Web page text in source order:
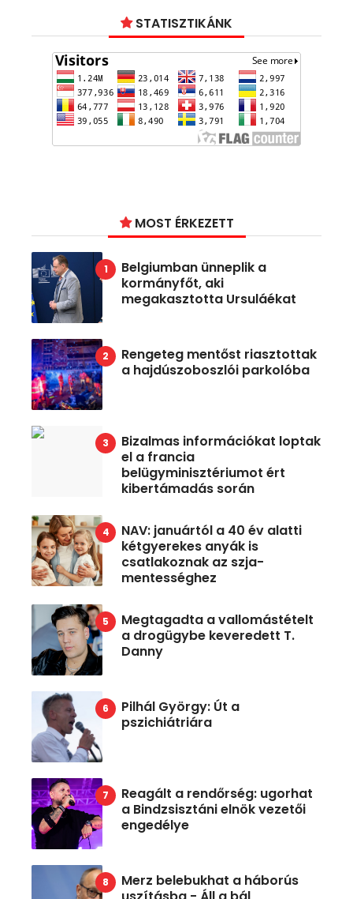
STATISZTIKÁNK
MOST ÉRKEZETT
Belgiumban ünneplik a
kormányfőt, aki
megakasztotta Ursuláékat
Rengeteg mentőst riasztottak
a hajdúszoboszlói parkolóba
Bizalmas információkat loptak
el a francia
belügyminisztériumot ért
kibertámadás során
NAV: januártól a 40 év alatti
kétgyerekes anyák is
csatlakoznak az szja-
mentességhez
Megtagadta a vallomástételt
a drogügybe keveredett T.
Danny
Pilhál György: Út a
pszichiátriára
Reagált a rendőrség: ugorhat
a Bindzsisztáni elnök vezetői
engedélye
Merz belebukhat a háborús